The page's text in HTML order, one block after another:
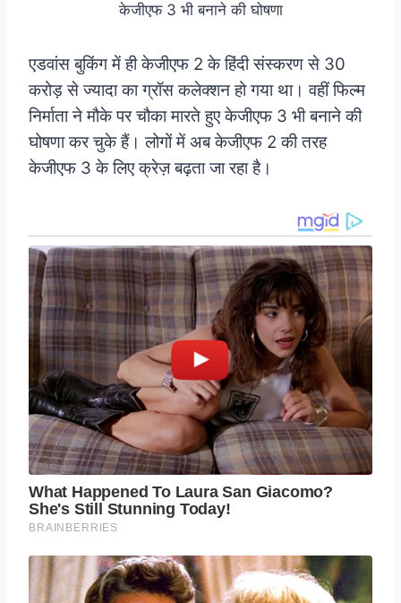
केजीएफ 3 भी बनाने की घोषणा
एडवांस बुकिंग में ही केजीएफ 2 के हिंदी संस्करण से 30
करोड़ से ज्यादा का ग्रॉस कलेक्शन हो गया था। वहीं फिल्म
निर्माता ने मौके पर चौका मारते हुए केजीएफ 3 भी बनाने की
घोषणा कर चुके हैं। लोगों में अब केजीएफ 2 की तरह
केजीएफ 3 के लिए क्रेज़ बढ़ता जा रहा है।